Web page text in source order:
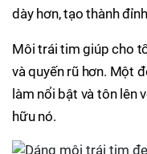
dày hơn, tạo thành
Môi trái tim giúp cho
và quyến rũ hơn. Một
làm nổi bật và tôn lên
hữu nó.